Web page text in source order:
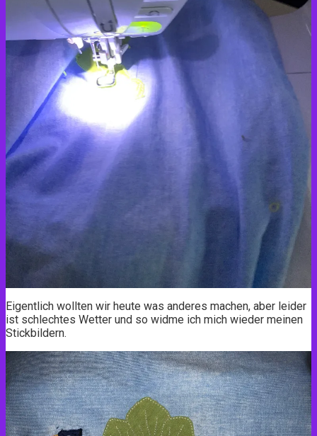
Eigentlich wollten wir heute was anderes machen, aber leider
ist schlechtes Wetter und so widme ich mich wieder meinen
Stickbildern.